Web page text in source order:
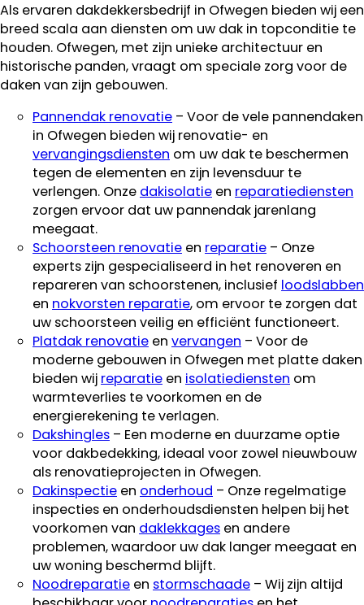
Als ervaren dakdekkersbedrijf in Ofwegen bieden wij een
breed scala aan diensten om uw dak in topconditie te
houden. Ofwegen, met zijn unieke architectuur en
historische panden, vraagt om speciale zorg voor de
daken van zijn gebouwen.
Pannendak renovatie – Voor de vele pannendaken
in Ofwegen bieden wij renovatie- en
vervangingsdiensten om uw dak te beschermen
tegen de elementen en zijn levensduur te
verlengen. Onze dakisolatie en reparatiediensten
zorgen ervoor dat uw pannendak jarenlang
meegaat.
Schoorsteen renovatie en reparatie – Onze
experts zijn gespecialiseerd in het renoveren en
repareren van schoorstenen, inclusief loodslabben
en nokvorsten reparatie, om ervoor te zorgen dat
uw schoorsteen veilig en efficiënt functioneert.
Platdak renovatie en vervangen – Voor de
moderne gebouwen in Ofwegen met platte daken
bieden wij reparatie en isolatiediensten om
warmteverlies te voorkomen en de
energierekening te verlagen.
Dakshingles – Een moderne en duurzame optie
voor dakbedekking, ideaal voor zowel nieuwbouw
als renovatieprojecten in Ofwegen.
Dakinspectie en onderhoud – Onze regelmatige
inspecties en onderhoudsdiensten helpen bij het
voorkomen van daklekkages en andere
problemen, waardoor uw dak langer meegaat en
uw woning beschermd blijft.
Noodreparatie en stormschaade – Wij zijn altijd